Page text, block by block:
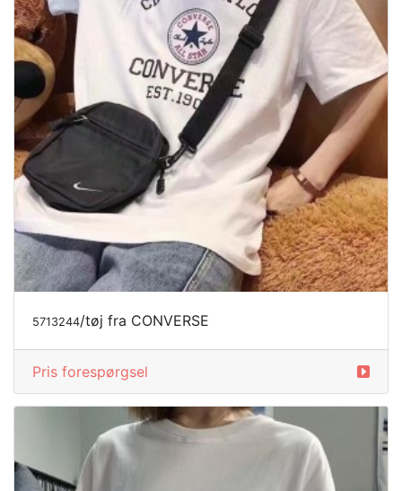
5713244/tøj fra CONVERSE
Pris forespørgsel